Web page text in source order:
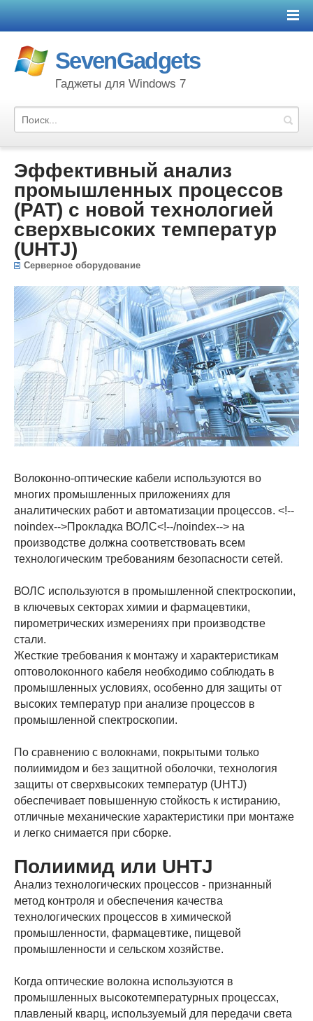
SevenGadgets
Гаджеты для Windows 7
Эффективный анализ
промышленных процессов
(PAT) с новой технологией
сверхвысоких температур
(UHTJ)
Серверное оборудование
Волоконно-оптические кабели используются во
многих промышленных приложениях для
аналитических работ и автоматизации процессов. <!--
noindex-->Прокладка ВОЛС<!--/noindex--> на
производстве должна соответствовать всем
технологическим требованиям безопасности сетей.
ВОЛС используются в промышленной спектроскопии,
в ключевых секторах химии и фармацевтики,
пирометрических измерениях при производстве
стали.
Жесткие требования к монтажу и характеристикам
оптоволоконного кабеля необходимо соблюдать в
промышленных условиях, особенно для защиты от
высоких температур при анализе процессов в
промышленной спектроскопии.
По сравнению с волокнами, покрытыми только
полиимидом и без защитной оболочки, технология
защиты от сверхвысоких температур (UHTJ)
обеспечивает повышенную стойкость к истиранию,
отличные механические характеристики при монтаже
и легко снимается при сборке.
Полиимид или UHTJ
Анализ технологических процессов - признанный
метод контроля и обеспечения качества
технологических процессов в химической
промышленности, фармацевтике, пищевой
промышленности и сельском хозяйстве.
Когда оптические волокна используются в
промышленных высокотемпературных процессах,
плавленый кварц, используемый для передачи света